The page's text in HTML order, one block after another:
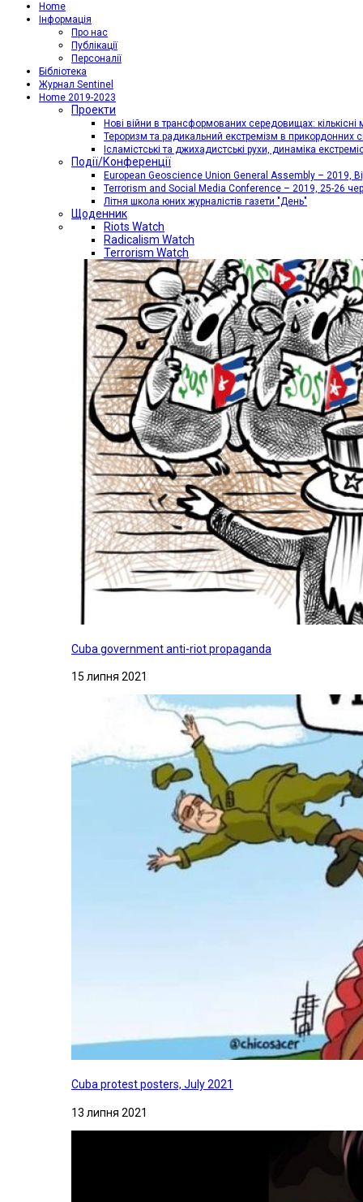
Home
Iнформація
Про нас
Публікації
Персоналії
Бібліотека
Журнал Sentinel
Home 2019-2023
Проекти
Нові війни в трансформованих середовищах: кількісні
Тероризм та радикальний екстремізм в прикордонних
Ісламістські та джихадистські рухи, динаміка
Події/Конференції
European Geoscience Union General Assembly – 2019,
Terrorism and Social Media Conference – 2019, 25-26
Літня школа юних журналістів газети "День"
Щоденник
Riots Watch
Radicalism Watch
Terrorism Watch
Cuba government anti-riot propaganda
15 липня 2021
Cuba protest posters, July 2021
13 липня 2021